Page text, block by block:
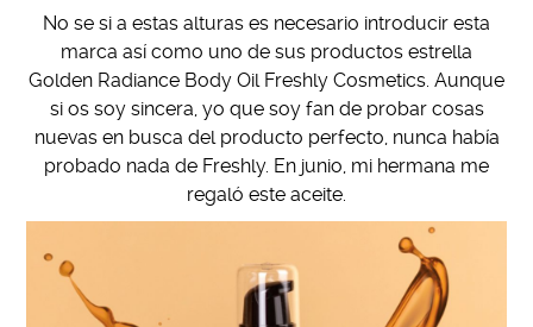
No se si a estas alturas es necesario introducir esta
marca así como uno de sus productos estrella
Golden Radiance Body Oil Freshly Cosmetics. Aunque
si os soy sincera, yo que soy fan de probar cosas
nuevas en busca del producto perfecto, nunca había
probado nada de Freshly. En junio, mi hermana me
regaló este aceite.